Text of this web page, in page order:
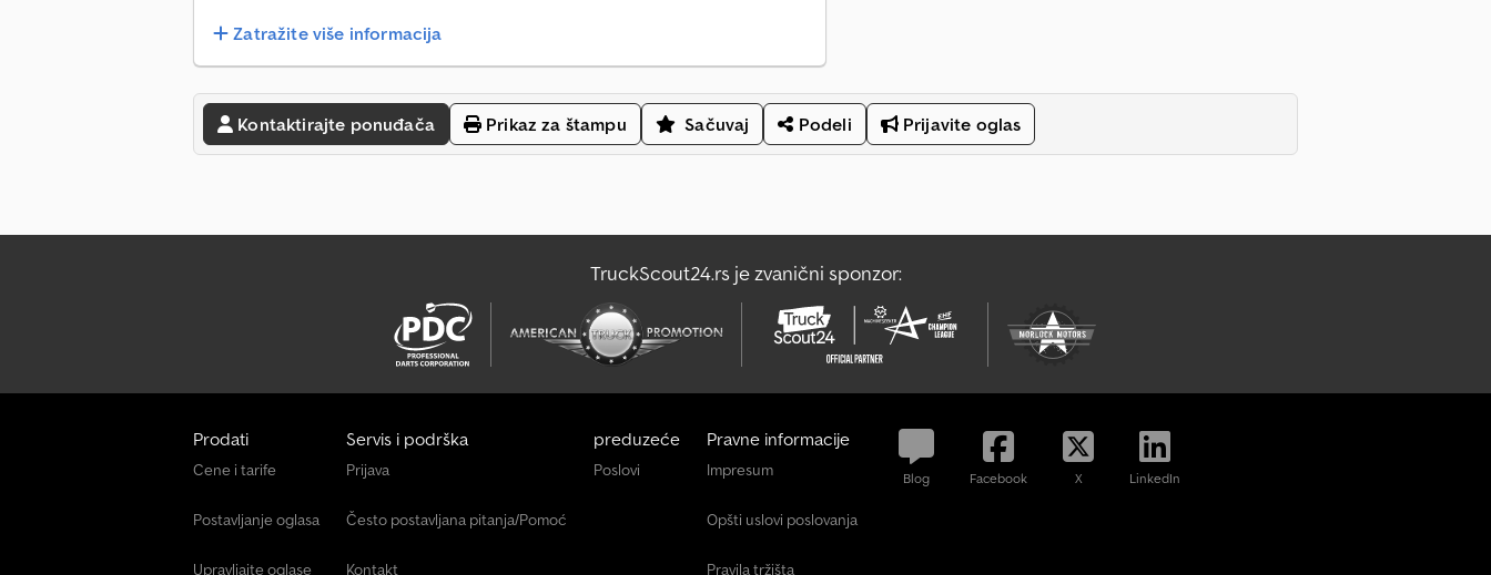
Zatražite više informacija
Kontaktirajte ponuđača Prikaz za štampu Sačuvaj Podeli Prijavite oglas
TruckScout24.rs je zvanični sponzor:
Prodati
Cene i tarife
Postavljanje oglasa
Upravljajte oglase
Servis i podrška
Prijava
Često postavljana pitanja/Pomoć
Kontakt
preduzeće
Poslovi
Pravne informacije
Impresum
Opšti uslovi poslovanja
Pravila tržišta
Blog Facebook X LinkedIn